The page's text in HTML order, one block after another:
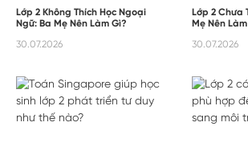
Lớp 2 Không Thích Học Ngoại
Ngữ: Ba Mẹ Nên Làm Gì?
30.07.2026
Lớp 2 Chưa
Mẹ Nên
30.07.2026